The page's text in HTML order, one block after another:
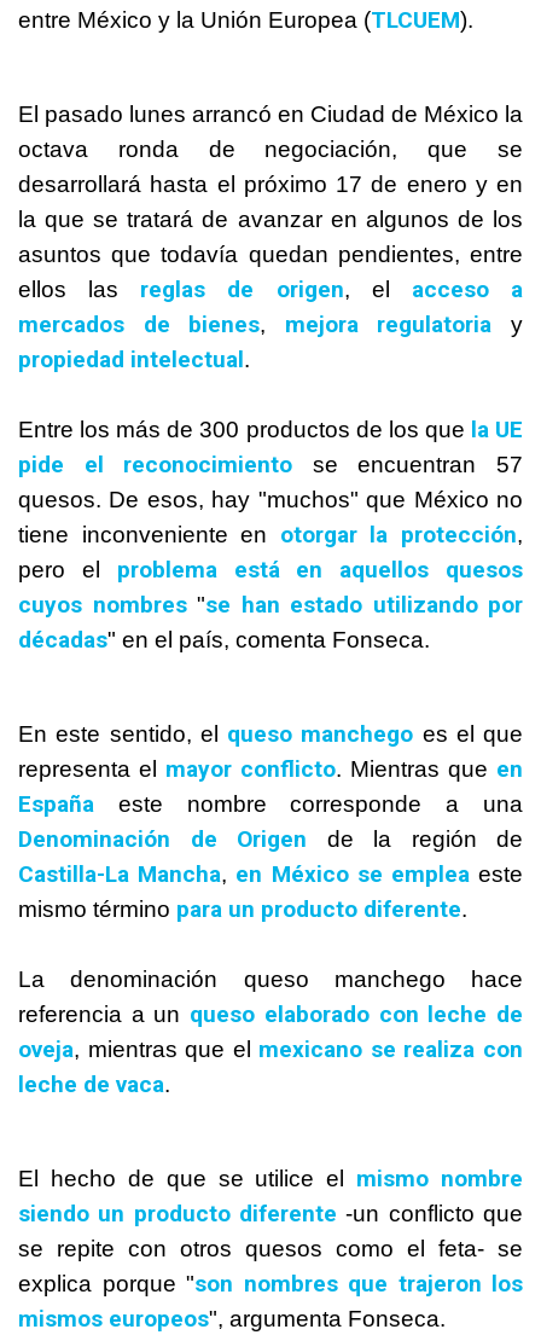
entre México y la Unión Europea (TLCUEM).
El pasado lunes arrancó en Ciudad de México la
octava ronda de negociación, que se
desarrollará hasta el próximo 17 de enero y en
la que se tratará de avanzar en algunos de los
asuntos que todavía quedan pendientes, entre
ellos las reglas de origen, el acceso a
mercados de bienes, mejora regulatoria y
propiedad intelectual.
Entre los más de 300 productos de los que la UE
pide el reconocimiento se encuentran 57
quesos. De esos, hay "muchos" que México no
tiene inconveniente en otorgar la protección,
pero el problema está en aquellos quesos
cuyos nombres "se han estado utilizando por
décadas" en el país, comenta Fonseca.
En este sentido, el queso manchego es el que
representa el mayor conflicto. Mientras que en
España este nombre corresponde a una
Denominación de Origen de la región de
Castilla-La Mancha, en Méxicose emplea este
mismo término para un producto diferente.
La denominación queso manchego hace
referencia a un queso elaborado con leche de
oveja, mientras que el mexicano se realiza con
leche de vaca.
El hecho de que se utilice el mismo nombre
siendo un producto diferente -un conflicto que
se repite con otros quesos como el feta- se
explica porque "son nombres que trajeron los
mismos europeos", argumenta Fonseca.